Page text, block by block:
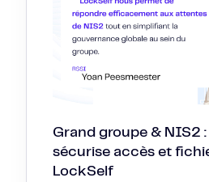
Grand groupe & NIS2
sécurise accès et
LockSelf